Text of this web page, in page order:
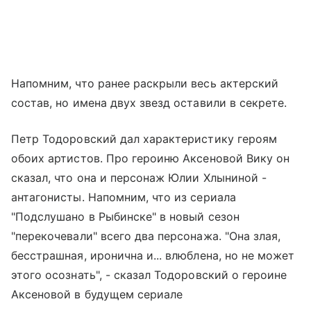
Напомним, что ранее раскрыли весь актерский
состав, но имена двух звезд оставили в секрете.
Петр Тодоровский дал характеристику героям
обоих артистов. Про героиню Аксеновой Вику он
сказал, что она и персонаж Юлии Хлыниной -
антагонисты. Напомним, что из сериала
"Подслушано в Рыбинске" в новый сезон
"перекочевали" всего два персонажа. "Она злая,
бесстрашная, иронична и... влюблена, но не может
этого осознать", - сказал Тодоровский о героине
Аксеновой в будущем сериале